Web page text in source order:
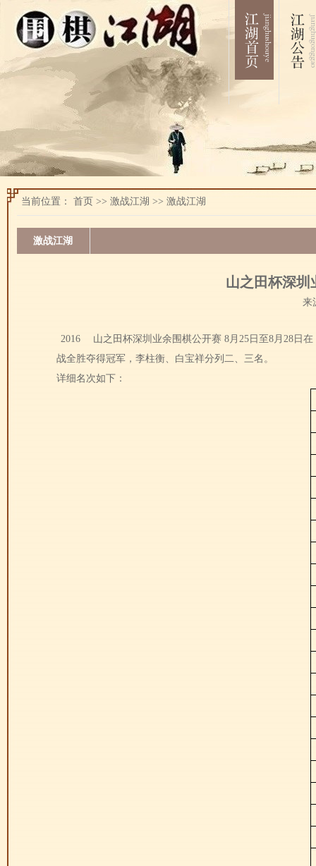
当前位置： 首页 >> 激战江湖 >> 激战江湖
激战江湖
山之田杯深圳
来
2016 山之田杯深圳业余围棋公开赛 8月25日至8月28日在
战全胜夺得冠军，李柱衡、白宝祥分列二、三名。
详细名次如下：